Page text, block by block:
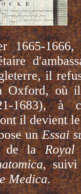
1665-
il
Oxford, où
1683), à
il devient
unEssai
de laRoyal
Medica.